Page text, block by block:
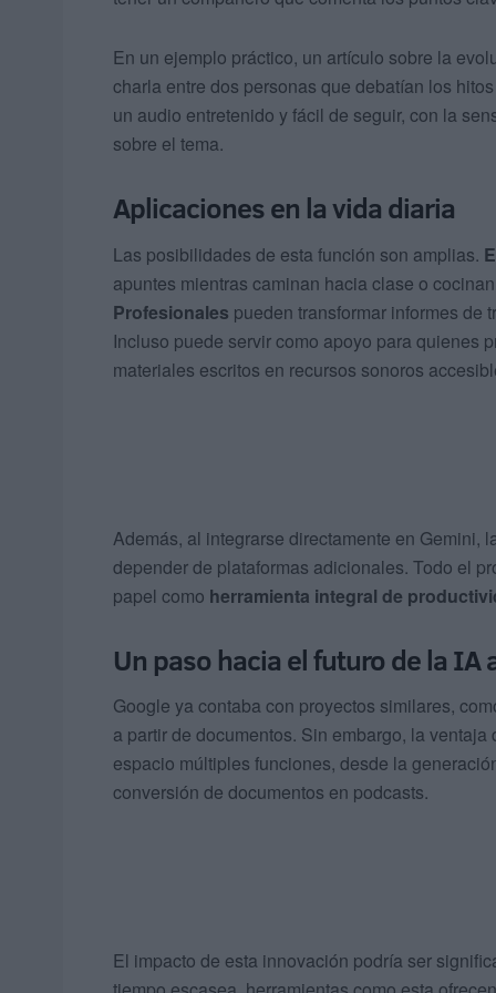
En un ejemplo práctico, un artículo sobre la
charla entre dos personas que debatían los
un audio entretenido y fácil de seguir, con la
sobre el tema.
Aplicaciones en la vida diaria
Las posibilidades de esta función son amplias.
apuntes mientras caminan hacia clase o
Profesionales pueden transformar informes de
Incluso puede servir como apoyo para quienes
materiales escritos en recursos sonoros
Además, al integrarse directamente en Gemini,
depender de plataformas adicionales. Todo el
papel como herramienta integral de
Un paso hacia el futuro de la
Google ya contaba con proyectos similares,
a partir de documentos. Sin embargo, la ventaja
espacio múltiples funciones, desde la
conversión de documentos en podcasts.
El impacto de esta innovación podría ser